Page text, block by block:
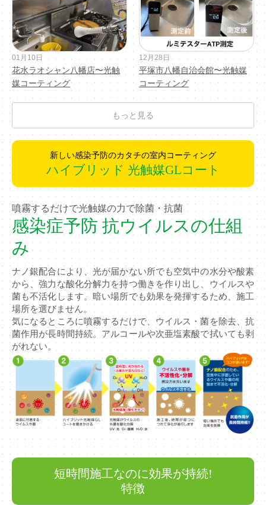
01月10日
花水ラオシャン八幡店〜光触
媒コーティング
12月28日
平塚市八幡自治会館〜光触媒
コーティング
もっと見る
新しい感染予防のカタチの室内コーティング
ハイブリッド 光触媒GLコート
噴霧するだけで光触媒の力で除菌・抗菌
感染症予防 抗ウイルスの仕組
み
ナノ銀配合により、光が届かない所でも空気中の水分や酸素
から、強力な酸化分解力を持つ働きを作り出し、ウイルスや
菌も不活化します。暗い場所でも効果を発揮するため、施工
場所を選びません。
気になるところに噴霧するだけで、ウイルス・菌を除去、抗
菌作用が長時間持続。アルコールや次亜塩素酸で拭いても剥
がれない。
短時間施工なのに効果が持続!
特徴